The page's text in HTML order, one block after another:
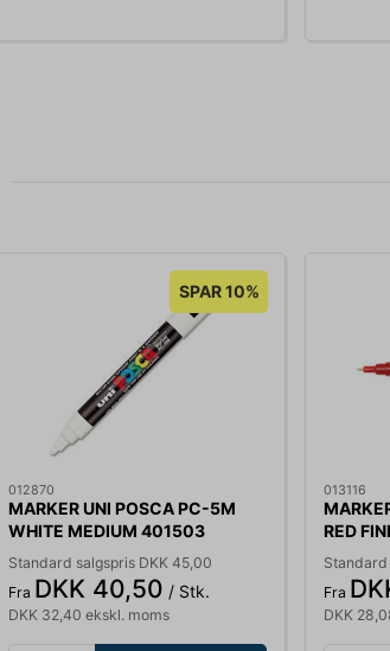
SPAR 10%
012870
MARKER UNI POSCA PC-5M
WHITE MEDIUM 401503
Standard salgspris DKK 45,00
Fra DKK 40,50 / Stk.
DKK 32,40 ekskl. moms
013116
RED
Fra
DKK